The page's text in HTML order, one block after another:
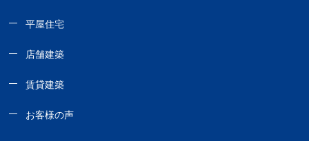
平屋住宅
店舗建築
賃貸建築
お客様の声